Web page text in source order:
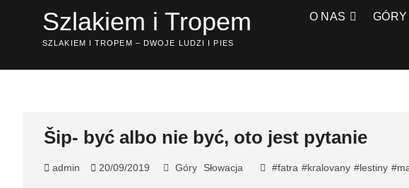
Szlakiem i Tropem
SZLAKIEM I TROPEM – DWOJE LUDZI I PIES
O NAS GÓRY
Šip- być albo nie być, oto jest pytanie
admin 20/09/2019 Góry Słowacja #fatra #kralovany #lestiny